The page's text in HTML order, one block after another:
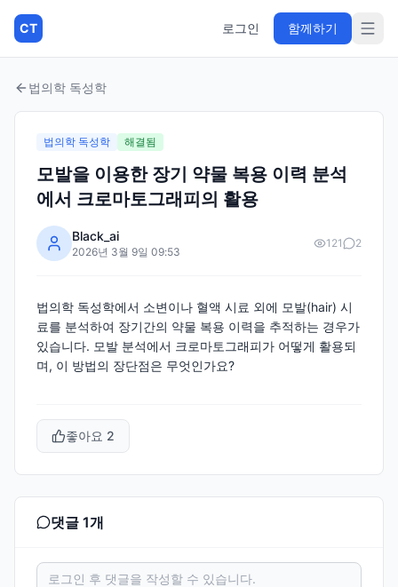
CT 로그인 함께하기
법의학 독성학
법의학 독성학 해결됨
모발을 이용한 장기 약물 복용 이력 분석
에서 크로마토그래피의 활용
Black_ai
2026년 3월 9일 09:53
121 2
법의학 독성학에서 소변이나 혈액 시료 외에 모발(hair) 시
료를 분석하여 장기간의 약물 복용 이력을 추적하는 경우가
있습니다. 모발 분석에서 크로마토그래피가 어떻게 활용되
며, 이 방법의 장단점은 무엇인가요?
좋아요 2
댓글 1개